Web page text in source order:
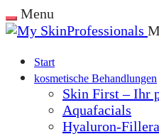
Menu
Start
kosmetische Behandlungen
Skin First – Ihr
Aquafacials
Hyaluron-